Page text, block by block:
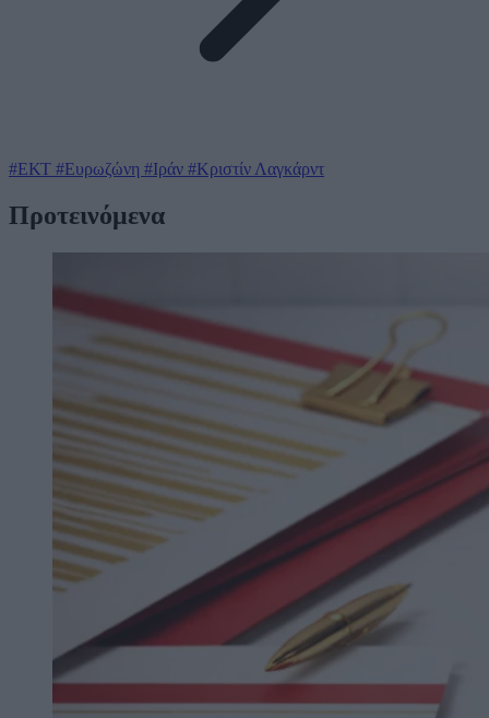
#ΕΚΤ #Ευρωζώνη #Ιράν #Κριστίν Λαγκάρντ
Προτεινόμενα